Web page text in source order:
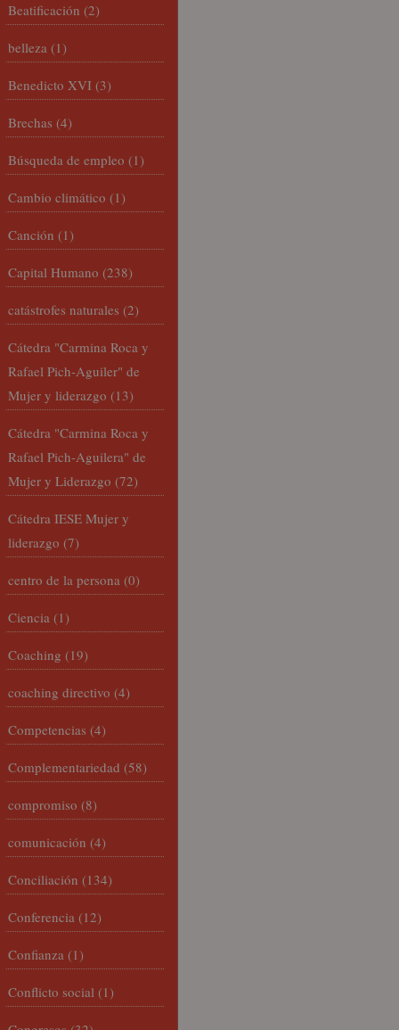
Beatificación (2)
belleza (1)
Benedicto XVI (3)
Brechas (4)
Búsqueda de empleo (1)
Cambio climático (1)
Canción (1)
Capital Humano (238)
catástrofes naturales (2)
Cátedra "Carmina Roca y
Rafael Pich-Aguiler" de
Mujer y liderazgo (13)
Cátedra "Carmina Roca y
Rafael Pich-Aguilera" de
Mujer y Liderazgo (72)
Cátedra IESE Mujer y
liderazgo (7)
centro de la persona (0)
Ciencia (1)
Coaching (19)
coaching directivo (4)
Competencias (4)
Complementariedad (58)
compromiso (8)
comunicación (4)
Conciliación (134)
Conferencia (12)
Confianza (1)
Conflicto social (1)